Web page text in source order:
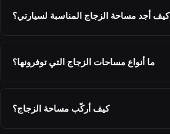
كيف أجد مساحة الزجاج المناسبة لسيارتي؟
ما أنواع مساحات الزجاج التي توفرونها؟
كيف أركّب مساحة الزجاج؟